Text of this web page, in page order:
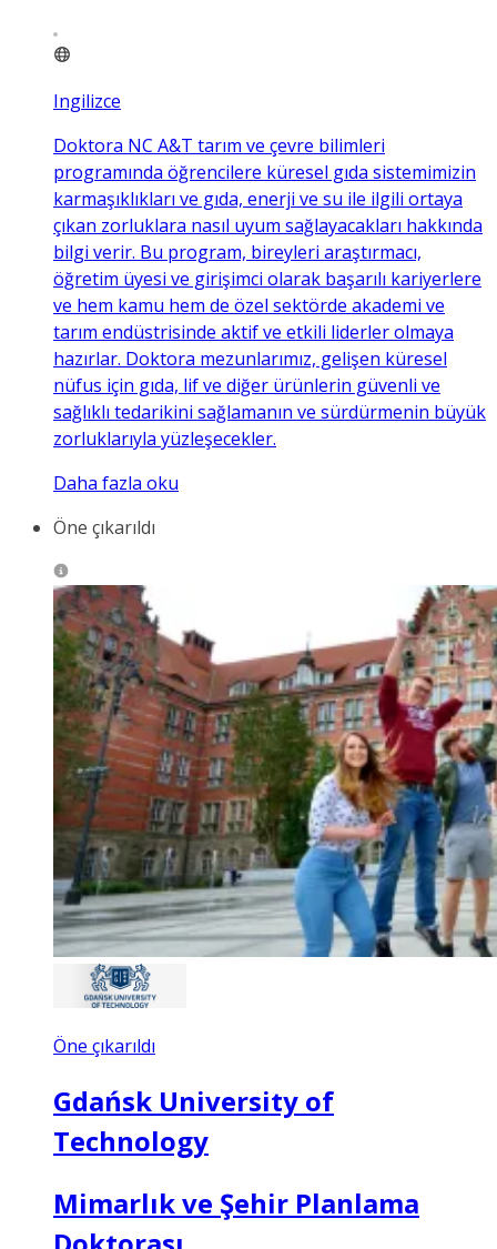
Ingilizce
Doktora NC A&T tarım ve çevre bilimleri
programında öğrencilere küresel gıda sistemimizin
karmaşıklıkları ve gıda, enerji ve su ile ilgili ortaya
çıkan zorluklara nasıl uyum sağlayacakları hakkında
bilgi verir. Bu program, bireyleri araştırmacı,
öğretim üyesi ve girişimci olarak başarılı kariyerlere
ve hem kamu hem de özel sektörde akademi ve
tarım endüstrisinde aktif ve etkili liderler olmaya
hazırlar. Doktora mezunlarımız, gelişen küresel
nüfus için gıda, lif ve diğer ürünlerin güvenli ve
sağlıklı tedarikini sağlamanın ve sürdürmenin büyük
zorluklarıyla yüzleşecekler.
Daha fazla oku
Öne çıkarıldı
Öne çıkarıldı
Gdańsk University of
Technology
Mimarlık ve Şehir Planlama